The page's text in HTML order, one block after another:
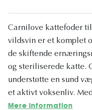
Carnilove kattefoder
vildsvin er et komplet
de skiftende
og steriliserede katte.
understøtte en sund
et aktivt voksenliv.
Mere information